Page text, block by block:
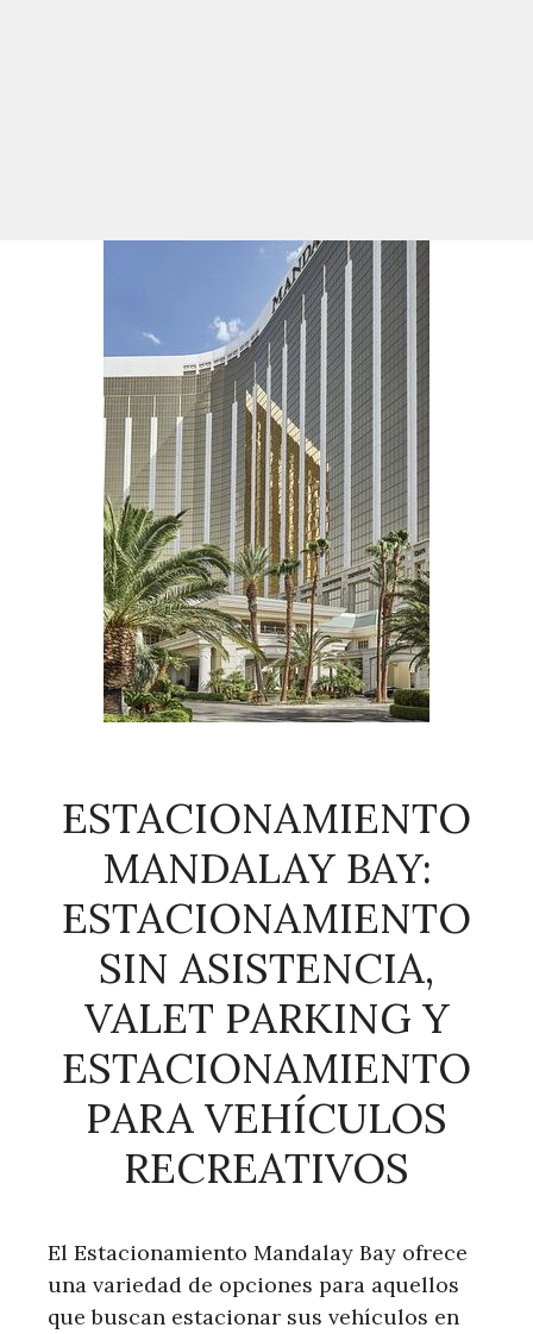
ESTACIONAMIENTO
MANDALAY BAY:
ESTACIONAMIENTO
SIN ASISTENCIA,
VALET PARKING Y
ESTACIONAMIENTO
PARA VEHÍCULOS
RECREATIVOS
El Estacionamiento Mandalay Bay ofrece
una variedad de opciones para aquellos
que buscan estacionar sus vehículos en